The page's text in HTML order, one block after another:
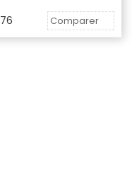
76 Comparer